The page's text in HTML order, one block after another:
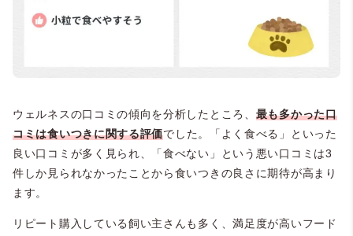
ウェルネスの口コミの傾向を分析したところ、 最も多かった口
コミは食いつきに関する評価でした。「よく食べる」といった
良い口コミが多く見られ、「食べない」という悪い口コミは3
件しか見られなかったことから食いつきの良さに期待が高まり
ます。
リピート購入している飼い主さんも多く、満足度が高いフード